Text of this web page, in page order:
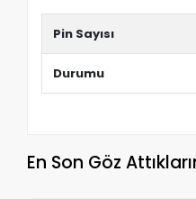
Pin Sayısı
Durumu
En Son Göz